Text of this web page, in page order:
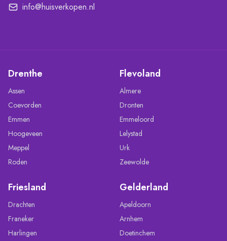
info@huisverkopen.nl
Drenthe
Assen
Coevorden
Emmen
Hoogeveen
Meppel
Roden
Flevoland
Almere
Dronten
Emmeloord
Lelystad
Urk
Zeewolde
Friesland
Drachten
Franeker
Harlingen
Gelderland
Apeldoorn
Arnhem
Doetinchem